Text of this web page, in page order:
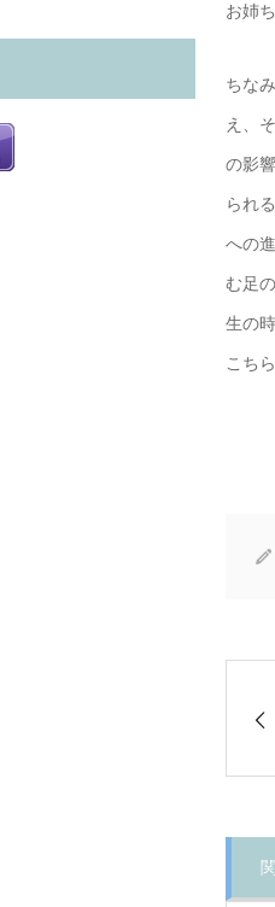
お姉
ちな
え、
の影
られ
への
む足
生の
こち